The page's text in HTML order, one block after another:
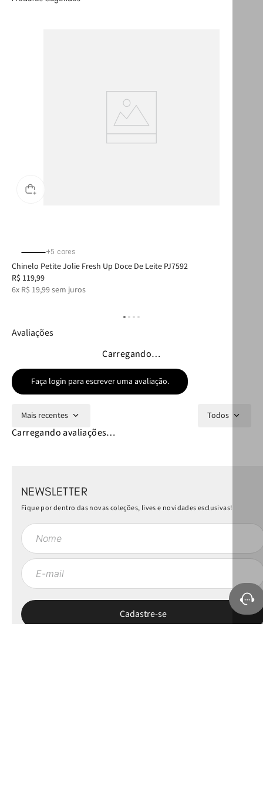
+5 cores
Chinelo Petite Jolie Fresh Up Doce De Leite PJ7592
R$ 119,99
6x R$ 19,99sem juros
Avaliações
Carregando…
Faça login para escrever uma avaliação.
Mais recentes Todos
Carregando avaliações…
NEWSLETTER
Fique por dentro das novas coleções, lives e novidades esclusivas!